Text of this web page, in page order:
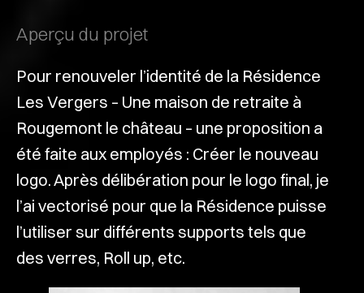
Aperçu du projet
Pour renouveler l’identité de la Résidence
Les Vergers – Une maison de retraite à
Rougemont le château – une proposition a
été faite aux employés : Créer le nouveau
logo. Après délibération pour le logo final, je
l’ai vectorisé pour que la Résidence puisse
l’utiliser sur différents supports tels que
des verres, Roll up, etc.